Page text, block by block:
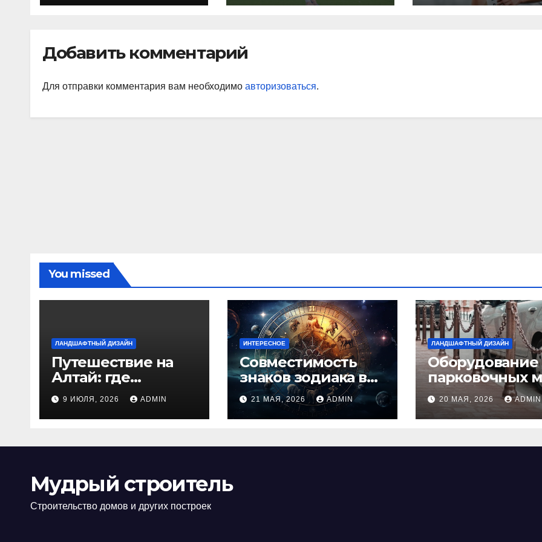
дефицита
«Оренбурга»:
наигрывали в
сборную 2‑го
Добавить комментарий
Для отправки комментария вам необходимо авторизоваться.
You missed
ЛАНДШАФТНЫЙ ДИЗАЙН
Путешествие на
Алтай: где
природа
встречается с
духом
9 ИЮЛЯ, 2026 ADMIN
ИНТЕРЕСНОЕ
Совместимость
знаков зодиака в
любви: как найти
идеальную пару и
избежать
21 МАЯ, 2026 ADMIN
ЛАНДШАФТНЫЙ ДИЗАЙН
Оборудование
парковочных
виды,
нормы
20 МАЯ, 2026 ADMIN
Мудрый строитель
Строительство домов и других построек